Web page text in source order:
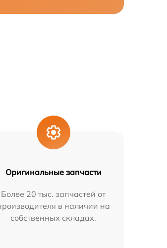
Оригинальные запчасти
Более 20 тыс. запчастей от
в наличии на
собственных складах.